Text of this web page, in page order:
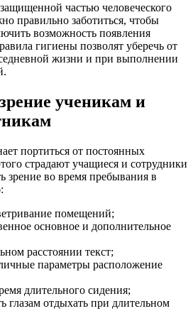
частью человеческого
правильно заботиться, чтобы
возможность появления
гигиены позволят уберечь от
жизни и при выполнении
ученикам и
портиться от постоянных
страдают учащиеся и сотрудники
зрение во время пребывания в
помещений;
основное и дополнительное
расстоянии текст;
параметры расположение
длительного сидения;
глазам отдыхать при длительном